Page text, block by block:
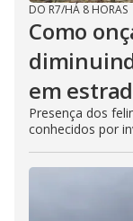
DO R7/HÁ 8 HORAS
Como
em
Presença dos
conhecidos por